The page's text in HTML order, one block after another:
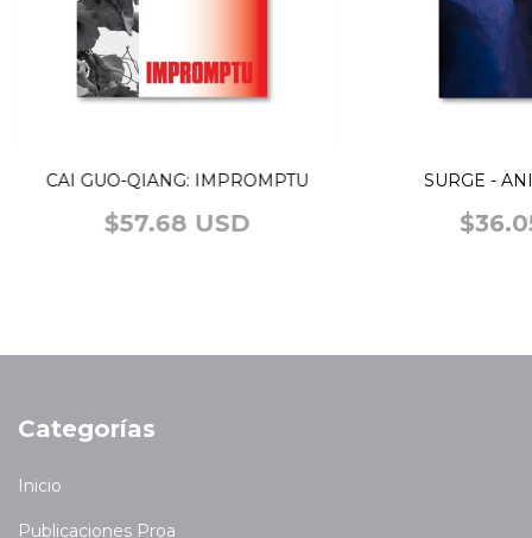
CAI GUO-QIANG: IMPROMPTU
$57.68 USD
SURGE -
Categorías
Inicio
Publicaciones Proa